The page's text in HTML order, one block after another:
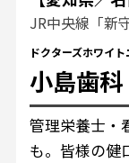
JR中央線「新
ドクターズホワイ
小島歯科
管理栄養士・
も。皆様の健